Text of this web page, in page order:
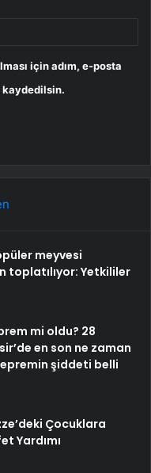
için adım, e-posta
kaydedilsin.
meyvesi
toplatılıyor: Yetkililer
mi oldu? 28
en son ne zaman
şiddeti belli
Çocuklara
Yardımı